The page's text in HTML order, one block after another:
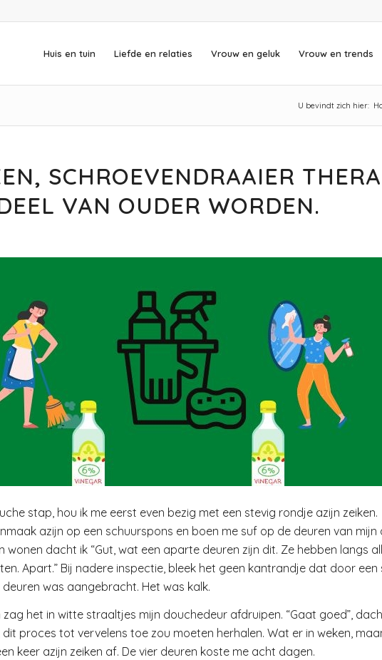
Huis en tuin Liefde en relaties Vrouw en geluk Vrouw en trends
U bevindt zich hier:
SCHROEVENDRAAIER
VAN OUDER WORDEN.
stap, hou ik me eerst even bezig met een stevig rondje azijn zeiken.
azijn op een schuurspons en boen me suf op de deuren van mijn
wonen dacht ik “Gut, wat een aparte deuren zijn dit. Ze hebben langs
Apart.” Bij nadere inspectie, bleek het geen kantrandje dat door een
was aangebracht. Het was kalk.
het in witte straaltjes mijn douchedeur afdruipen. “Gaat goed”,
proces tot vervelens toe zou moeten herhalen. Wat er in weken,
keer azijn zeiken af. De vier deuren koste me acht dagen.